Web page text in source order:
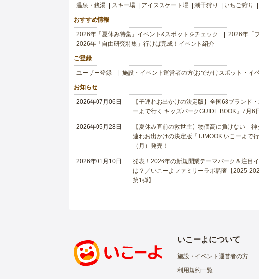
温泉・銭湯
スキー場 アイススケート場 潮干狩り いちご狩り
おすすめ情報
2026年「夏休み特集」イベント&スポットをチェック
2026年「
2026年「自由研究特集」行けば完成！イベント紹介
ご登録
ユーザー登録 施設・イベント運営者の方(おでかけスポット・イ
お知らせ
2026年07月06日
【子連れお出かけの決定版】全国68ブランド
ーよで行く キッズパークGUIDE BOOK』7月6
2026年05月28日
【夏休み直前の救世主】物価高に負けない「
連れお出かけの決定版『TJMOOK いこーよで
（月）発売！
2026年01月10日
発表！2026年の新規開業テーマパーク＆注目
は？／いこーよファミリーラボ調査【
第1弾】
いこーよについて
施設・イベント運営者の方
利用規約一覧